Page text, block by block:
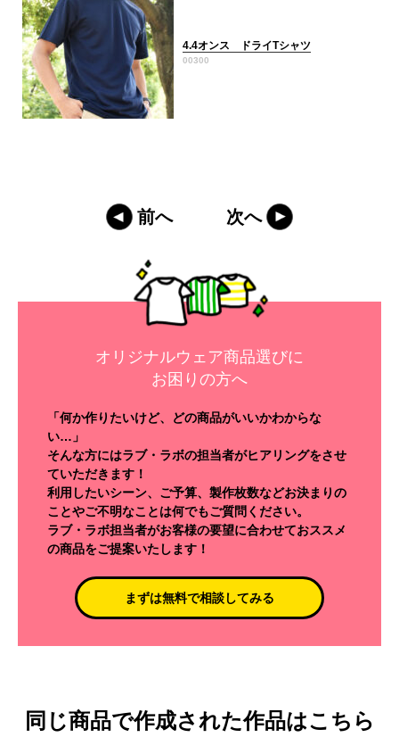
4.4オンス ドライTシャツ
00300
前へ 次へ
オリジナルウェア商品選びに
お困りの方へ
「何か作りたいけど、どの商品がいいかわからな
い…」
そんな方にはラブ・ラボの担当者がヒアリングをさせ
ていただきます！
利用したいシーン、ご予算、製作枚数などお決まりの
ことやご不明なことは何でもご質問ください。
ラブ・ラボ担当者がお客様の要望に合わせておススメ
の商品をご提案いたします！
まずは無料で相談してみる
同じ商品で作成された作品はこちら